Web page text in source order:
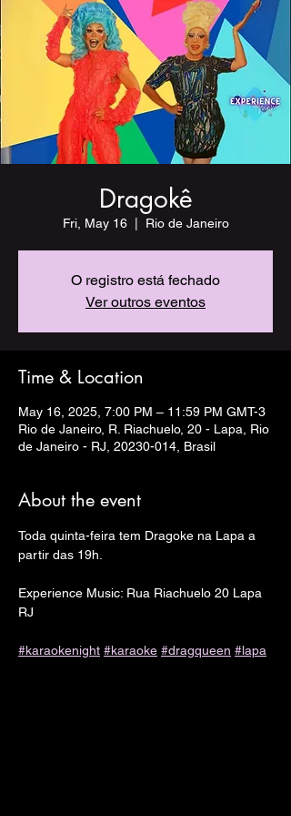
Dragokê
Fri, May 16
  |
Rio de Janeiro
O registro está fechado
Ver outros eventos
Time & Location
May 16, 2025, 7:00 PM – 11:59 PM GMT-3
Rio de Janeiro, R. Riachuelo, 20 - Lapa, Rio
de Janeiro - RJ, 20230-014, Brasil
About the event
Toda quinta-feira tem Dragoke na Lapa a
partir das 19h.
Experience Music: Rua Riachuelo 20 Lapa
RJ
#karaokenight #karaoke #dragqueen #lapa